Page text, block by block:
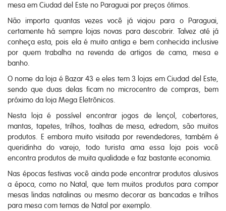
mesa em Ciudad del Este no Paraguai por preços ótimos.
Não importa quantas vezes você já viajou para o Paraguai,
certamente há sempre lojas novas para descobrir. Talvez até já
conheça esta, pois ela é muito antiga e bem conhecida inclusive
por quem trabalha na revenda de artigos de cama, mesa e
banho.
O nome da loja é Bazar 43 e eles tem 3 lojas em Ciudad del Este,
sendo que duas delas ficam no microcentro de compras, bem
próximo da loja Mega Eletrônicos.
Nesta loja é possível encontrar jogos de lençol, cobertores,
mantas, tapetes, trilhos, toalhas de mesa, edredom, são muitos
produtos. E embora muito visitada por revendedores, também é
queridinha do varejo, todo turista ama essa loja pois você
encontra produtos de muita qualidade e faz bastante economia.
Nas épocas festivas você ainda pode encontrar produtos alusivos
a época, como no Natal, que tem muitos produtos para compor
mesas lindas natalinas ou mesmo decorar as bancadas e trilhos
para mesa com temas de Natal por exemplo.